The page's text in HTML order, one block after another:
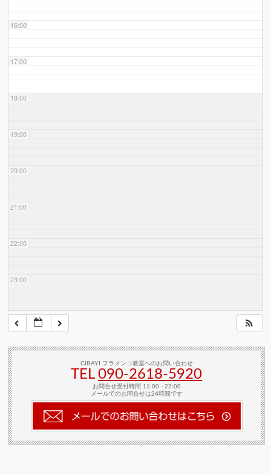
16:00
17:00
18:00
19:00
20:00
21:00
22:00
23:00
CIBAYI フラメンコ教室へのお問い合わせ
TEL090-2618‐5920
お問合せ受付時間 11:00 - 22:00
メールでのお問合せは24時間です